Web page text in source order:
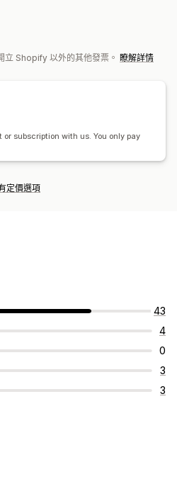
面
排程 地址驗證 自訂規則
立 Shopify 以外的其他發票。 瞭解詳情
subscription with us. You only pay
定價選項
43
4
0
3
3